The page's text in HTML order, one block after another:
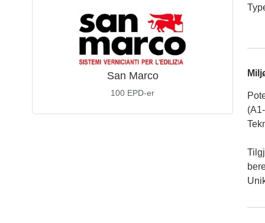
San Marco
100 EPD-er